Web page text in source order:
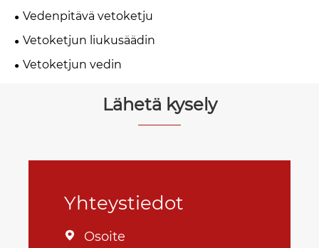
Vedenpitävä vetoketju
Vetoketjun liukusäädin
Vetoketjun vedin
Lähetä kysely
Yhteystiedot
 Osoite